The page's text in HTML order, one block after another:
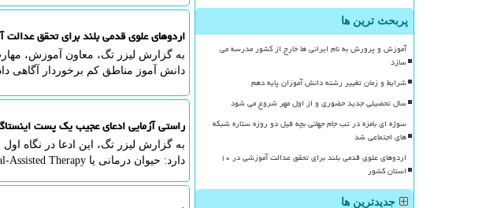
پربحث ترین ها
آموزش و پرورش به نام ایرانی ها خارج از کشور مدرسه می
سازد
شرایط و زمان تغییر رشته دانش آموزان پایه دهم
سال تحصیلی جدید حضوری و از اول مهر شروع می شود
سوژه ای بامزه در تب جام جهانی بچه فیل دو روزه ستاره شبکه
های اجتماعی شد
اردوهای علوی قدمی بلند برای تحقق عدالت آموزشی در ۱۰
استان کشور
جدیدترین ها
اردوهای علوی قدمی بلند برای تحقق عدالت آموزشی در
دانش آموز مناطق کم برخوردار آگاهی
راستی آزمایی ادعای عجیب یک پست
به گزارش لیزر تگ، این ادعا در نگاه
دارد: حیوان درمانی یا Animal-Assisted Therapy.